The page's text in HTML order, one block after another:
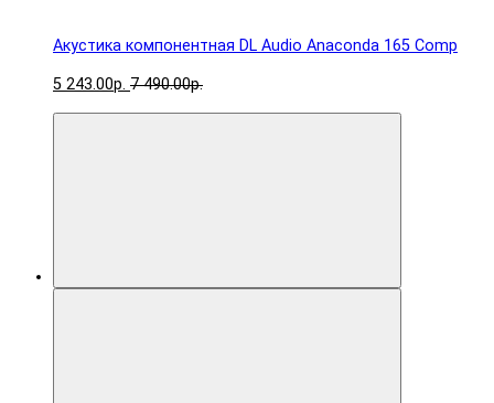
Акустика компонентная DL Audio Anaconda 165 Comp
5 243.00р. 7 490.00р.